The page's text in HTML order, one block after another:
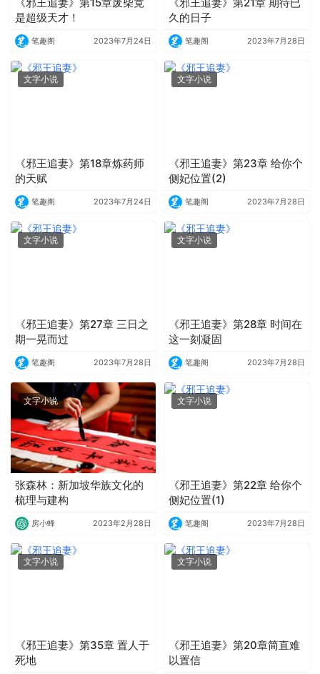
是超级天才！
笔趣阁 2023年7月24日
久的日子
笔趣阁 2023年7月28日
文字小说
《邪王追妻》第18章炼药师
的天赋
笔趣阁 2023年7月24日
文字小说
《邪王追妻》第23章 给你个
侧妃位置(2)
笔趣阁 2023年7月28日
文字小说
《邪王追妻》第27章 三日之
期一晃而过
笔趣阁 2023年7月28日
文字小说
《邪王追妻》第28章 时间在
这一刻凝固
笔趣阁 2023年7月28日
文字小说
张森林：新加坡华族文化的
梳理与建构
房小蜂 2023年2月28日
文字小说
《邪王追妻》第22章 给你个
侧妃位置(1)
笔趣阁 2023年7月28日
文字小说
《邪王追妻》第35章 置人于
死地
文字小说
《邪王追妻》第20章简直难
以置信